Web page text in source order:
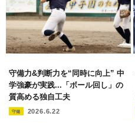
守備力&判断力を“同時に向上” 中
学強豪が実践...「ボール回し」の
質高める独自工夫
守備 2026.6.22